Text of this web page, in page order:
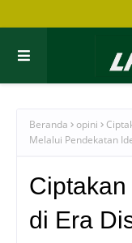
Beranda opini
Melalui Pendekatan
di Era